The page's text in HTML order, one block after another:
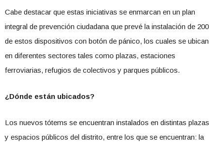
Cabe destacar que estas iniciativas se enmarcan en un plan
integral de prevención ciudadana que prevé la instalación de 200
de estos dispositivos con botón de pánico, los cuales se ubican
en diferentes sectores tales como plazas, estaciones
ferroviarias, refugios de colectivos y parques públicos.
¿Dónde están ubicados?
Los nuevos tótems se encuentran instalados en distintas plazas
y espacios públicos del distrito, entre los que se encuentran: la